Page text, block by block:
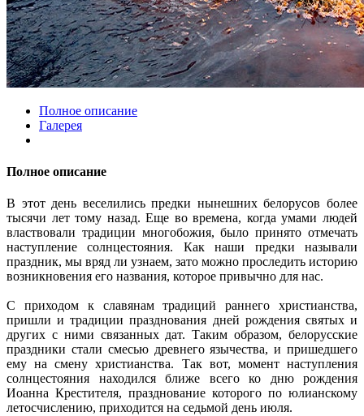
Полное описание
Галерея
Полное описание
В этот день веселились предки нынешних белорусов более
тысячи лет тому назад. Еще во времена, когда умами людей
властвовали традиции многобожия, было принято отмечать
наступление солнцестояния. Как наши предки называли
праздник, мы вряд ли узнаем, зато можно проследить историю
возникновения его названия, которое привычно для нас.
С приходом к славянам традиций раннего христианства,
пришли и традиции празднования дней рождения святых и
других с ними связанных дат. Таким образом, белорусские
праздники стали смесью древнего язычества, и пришедшего
ему на смену христианства. Так вот, момент наступления
солнцестояния находился ближе всего ко дню рождения
Иоанна Крестителя, празднование которого по юлианскому
летосчислению, приходится на седьмой день июля.